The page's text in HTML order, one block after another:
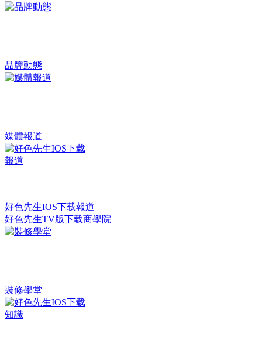
品牌動態
媒體報道
好色先生IOS下载報道
好色先生TV版下载商學院
裝修學堂